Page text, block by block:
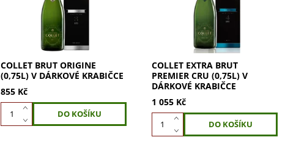
strukturované šampaňské s
ovocnou koncentrací. Zraje 3
roky ve vápencových...
COLLET BRUT ORIGINE
(0,75L) V DÁRKOVÉ KRABIČCE
855 Kč
Premier Cru a Grand Cru z
vinic Chardonnay a Pinot Noir
COLLET EXTRA BRUT
PREMIER CRU (0,75L) V
DÁRKOVÉ KRABIČCE
1 055 Kč